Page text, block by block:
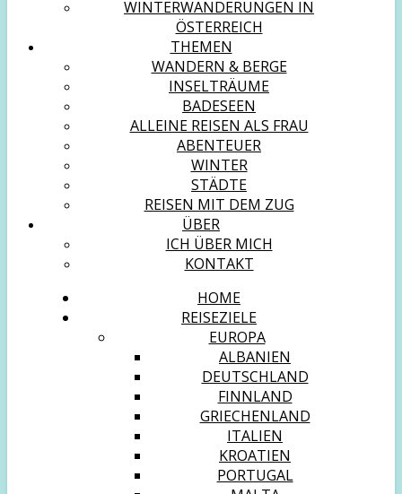
WINTERWANDERUNGEN IN
ÖSTERREICH
THEMEN
WANDERN & BERGE
INSELTRÄUME
BADESEEN
ALLEINE REISEN ALS FRAU
ABENTEUER
WINTER
STÄDTE
REISEN MIT DEM ZUG
ÜBER
ICH ÜBER MICH
KONTAKT
HOME
REISEZIELE
EUROPA
ALBANIEN
DEUTSCHLAND
FINNLAND
GRIECHENLAND
ITALIEN
KROATIEN
PORTUGAL